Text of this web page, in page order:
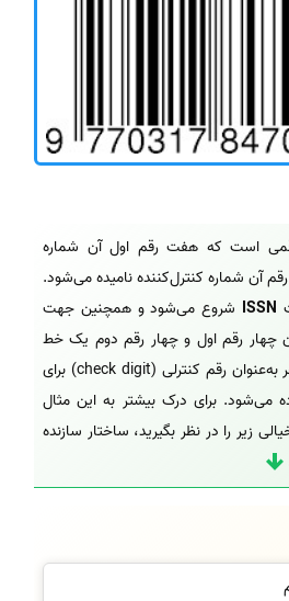
است که هفت رقم اول آن شماره
آن شماره کنترل‌کننده نامیده می‌شود.
شروع می‌شود و همچنین جهت
چهار رقم اول و چهار رقم دوم یک خط
فاصله قرار می‌گیرد. رقم آخر به‌عنوان رقم کنترلی (check digit) برای
می‌شود. برای درک بیشتر به این مثال
زیر را در نظر بگیرید، ساختار سازنده